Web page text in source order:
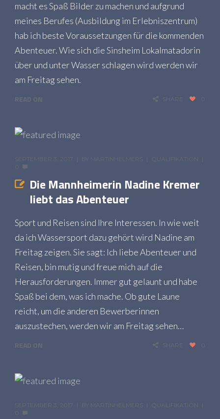
macht es Spaß Bilder zu machen und aufgrund
meines Berufes (Ausbildung im Erlebniszentrum)
hab ich beste Voraussetzungen für die kommenden
Abenteuer. Wie sich die Sinsheim Lokalmatadorin
über und unter Wasser schlagen wird werden wir
am Freitag sehen.
READ ON SHARE
SEPTEMBER 3, 2017 BY MARTINHELMERS
QUALIFIKATION
Die Mannheimerin Nadine Kremer
liebt das Abenteuer
Sport und Reisen sind Ihre Interessen. In wie weit
da ich Wassersport dazu gehört wird Nadine am
Freitag zeigen. Sie sagt: Ich liebe Abenteuer und
Reisen, bin mutig und freue mich auf die
Herausforderungen. Immer gut gelaunt und habe
Spaß bei dem, was ich mache. Ob gute Laune
reicht, um die anderen Bewerberinnen
auszustechen, werden wir am Freitag sehen…
READ ON SHARE
SEPTEMBER 3, 2017 BY MARTINHELMERS
QUALIFIKATION